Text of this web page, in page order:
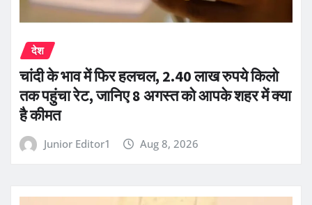
देश
चांदी के भाव में फिर हलचल, 2.40 लाख रुपये किलो
तक पहुंचा रेट, जानिए 8 अगस्त को आपके शहर में क्या
है कीमत
Junior Editor1 Aug 8, 2026